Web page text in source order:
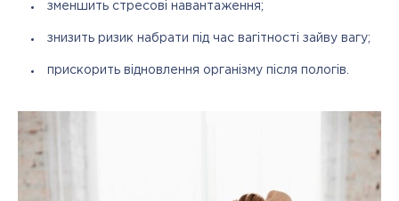
зменшить стресові навантаження;
знизить ризик набрати під час вагітності зайву вагу;
прискорить відновлення організму після пологів.